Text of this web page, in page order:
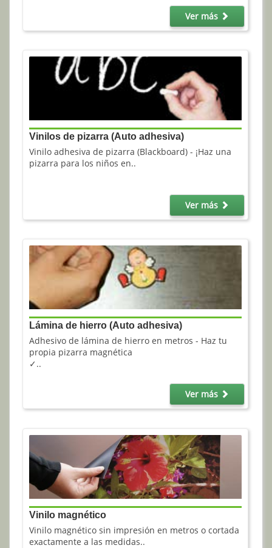
Ver más
Vinilos de pizarra (Auto adhesiva)
Vinilo adhesiva de pizarra (Blackboard) - ¡Haz una
pizarra para los niños en..
Ver más
Lámina de hierro (Auto adhesiva)
Adhesivo de lámina de hierro en metros - Haz tu
propia pizarra magnética
✓..
Ver más
Vinilo magnético
Vinilo magnético sin impresión en metros o cortada
exactamente a las medidas..